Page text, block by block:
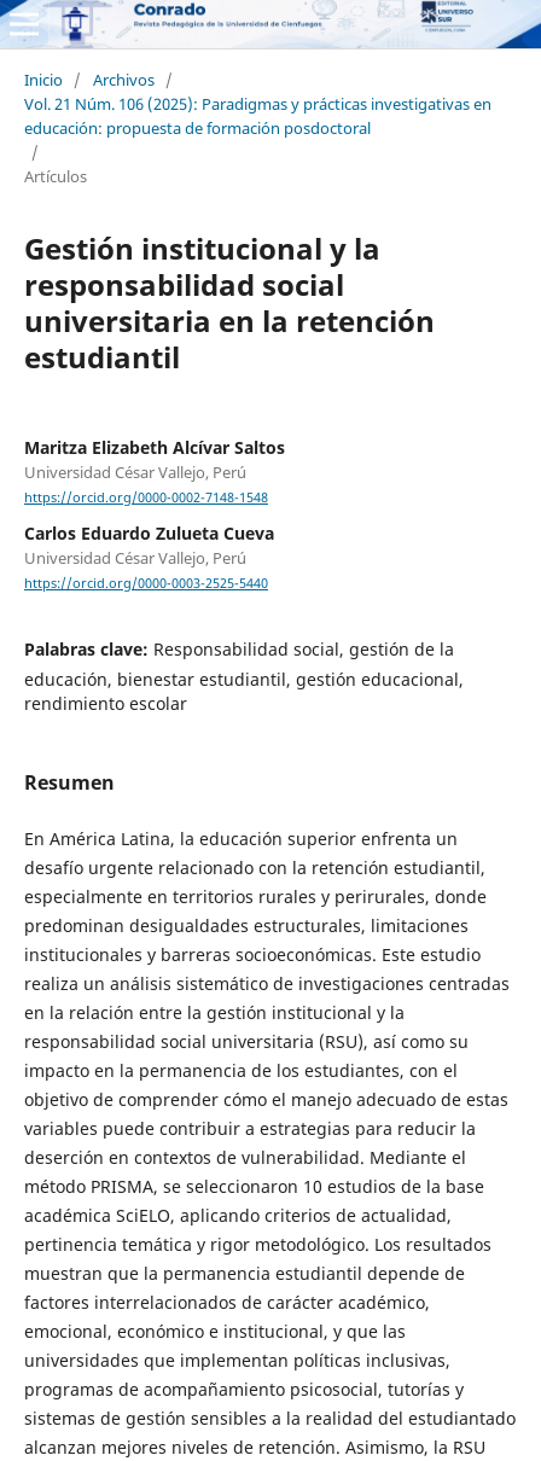
Inicio / Archivos /
Vol. 21 Núm. 106 (2025): Paradigmas y prácticas investigativas en
educación: propuesta de formación posdoctoral
/
Artículos
Gestión institucional y la
responsabilidad social
universitaria en la retención
estudiantil
Maritza Elizabeth Alcívar Saltos
Universidad César Vallejo, Perú
https://orcid.org/0000-0002-7148-1548
Carlos Eduardo Zulueta Cueva
Universidad César Vallejo, Perú
https://orcid.org/0000-0003-2525-5440
Palabras clave: Responsabilidad social, gestión de la
educación, bienestar estudiantil, gestión educacional,
rendimiento escolar
Resumen
En América Latina, la educación superior enfrenta un
desafío urgente relacionado con la retención estudiantil,
especialmente en territorios rurales y perirurales, donde
predominan desigualdades estructurales, limitaciones
institucionales y barreras socioeconómicas. Este estudio
realiza un análisis sistemático de investigaciones centradas
en la relación entre la gestión institucional y la
responsabilidad social universitaria (RSU), así como su
impacto en la permanencia de los estudiantes, con el
objetivo de comprender cómo el manejo adecuado de estas
variables puede contribuir a estrategias para reducir la
deserción en contextos de vulnerabilidad. Mediante el
método PRISMA, se seleccionaron 10 estudios de la base
académica SciELO, aplicando criterios de actualidad,
pertinencia temática y rigor metodológico. Los resultados
muestran que la permanencia estudiantil depende de
factores interrelacionados de carácter académico,
emocional, económico e institucional, y que las
universidades que implementan políticas inclusivas,
programas de acompañamiento psicosocial, tutorías y
sistemas de gestión sensibles a la realidad del estudiantado
alcanzan mejores niveles de retención. Asimismo, la RSU